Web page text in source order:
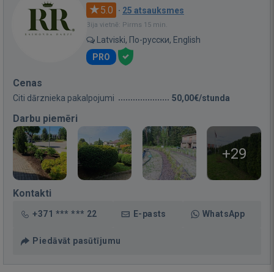
5.0 · 25 atsauksmes
Bija vietnē: Pirms 15 min.
Latviski, По-русски, English
PRO
Cenas
Citi dārznieka pakalpojumi 50,00€/stunda
Darbu piemēri
+29
Kontakti
+371 *** *** 22 E-pasts WhatsApp
Piedāvāt pasūtījumu